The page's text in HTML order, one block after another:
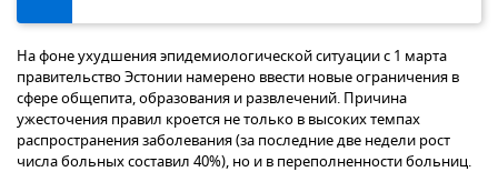
На фоне ухудшения эпидемиологической ситуации с 1 марта
правительство Эстонии намерено ввести новые ограничения в
сфере общепита, образования и развлечений. Причина
ужесточения правил кроется не только в высоких темпах
распространения заболевания (за последние две недели рост
числа больных составил 40%), но и в переполненности больниц.